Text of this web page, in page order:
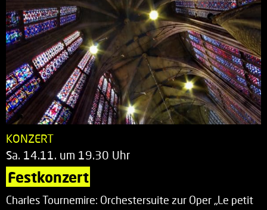
KONZERT
Sa. 14.11. um 19.30 Uhr
Festkonzert
Charles Tournemire: Orchestersuite zur Oper „Le petit